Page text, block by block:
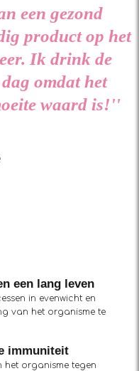
een gezond
product op het
Ik drink de
omdat het
waard is!''
een lang leven
in evenwicht en
van het organisme te
immuniteit
organisme tegen